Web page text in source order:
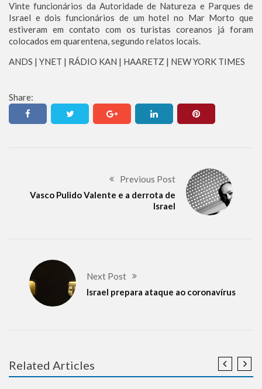
Vinte funcionários da Autoridade de Natureza e Parques de
Israel e dois funcionários de um hotel no Mar Morto que
estiveram em contato com os turistas coreanos já foram
colocados em quarentena, segundo relatos locais.
ANDS | YNET | RÁDIO KAN | HAARETZ | NEW YORK TIMES
Share:
Previous Post
Vasco Pulido Valente e a derrota de
Israel
Next Post
Israel prepara ataque ao coronavírus
Related Articles